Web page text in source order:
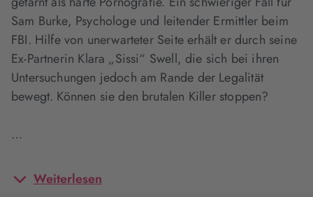
Sam Burke, Psychologe und leitender Ermittler beim
FBI. Hilfe von unerwarteter Seite erhält er durch seine
Ex-Partnerin Klara „Sissi“ Swell, die sich bei ihren
Untersuchungen jedoch am Rande der Legalität
bewegt. Können sie den brutalen Killer stoppen?
…
Weiterlesen